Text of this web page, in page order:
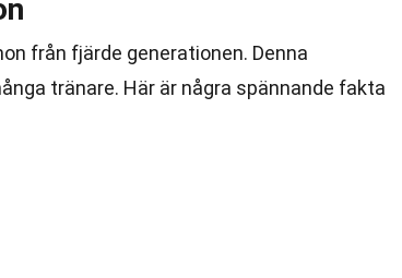
från fjärde generationen. Denna
tränare. Här är några spännande fakta